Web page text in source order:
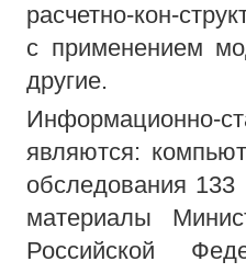
расчетно-кон-
с применением
другие.
Информационно-
являются:
обследования
материалы
Российской